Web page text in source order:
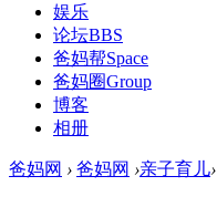
娱乐
论坛BBS
爸妈帮Space
爸妈圈Group
博客
相册
爸妈网 › 爸妈网 ›亲子育儿›